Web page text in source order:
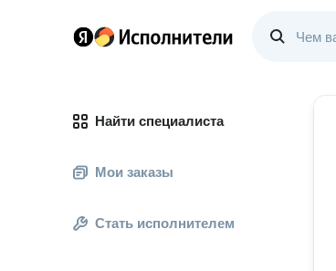
Найти специалиста
Мои заказы
Стать исполнителем